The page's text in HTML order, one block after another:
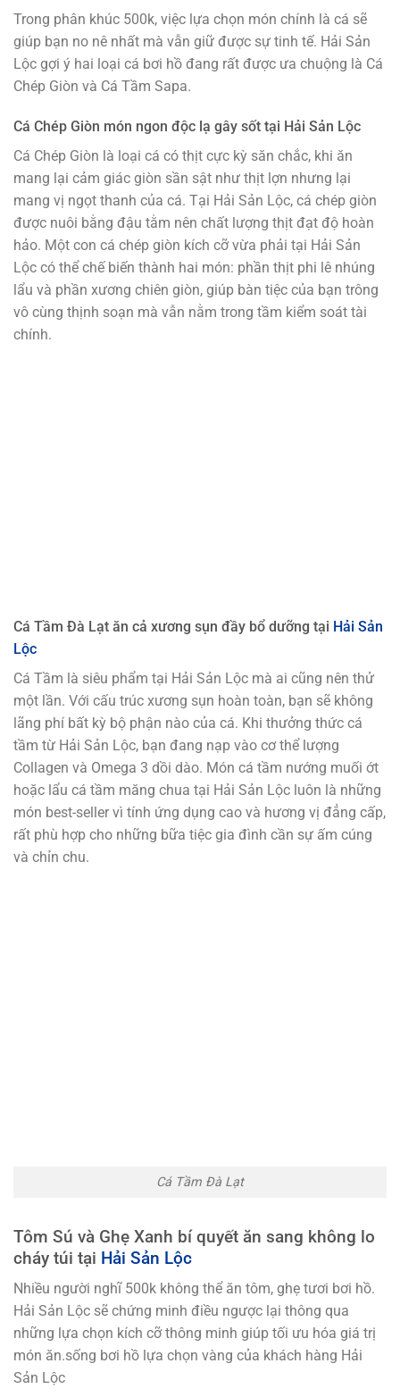
Trong phân khúc 500k, việc lựa chọn món chính là cá sẽ
giúp bạn no nê nhất mà vẫn giữ được sự tinh tế. Hải Sản
Lộc gợi ý hai loại cá bơi hồ đang rất được ưa chuộng là Cá
Chép Giòn và Cá Tầm Sapa.
Cá Chép Giòn món ngon độc lạ gây sốt tại Hải Sản Lộc
Cá Chép Giòn là loại cá có thịt cực kỳ săn chắc, khi ăn
mang lại cảm giác giòn sần sật như thịt lợn nhưng lại
mang vị ngọt thanh của cá. Tại Hải Sản Lộc, cá chép giòn
được nuôi bằng đậu tằm nên chất lượng thịt đạt độ hoàn
hảo. Một con cá chép giòn kích cỡ vừa phải tại Hải Sản
Lộc có thể chế biến thành hai món: phần thịt phi lê nhúng
lẩu và phần xương chiên giòn, giúp bàn tiệc của bạn trông
vô cùng thịnh soạn mà vẫn nằm trong tầm kiểm soát tài
chính.
Cá Tầm Đà Lạt ăn cả xương sụn đầy bổ dưỡng tại Hải Sản
Lộc
Cá Tầm là siêu phẩm tại Hải Sản Lộc mà ai cũng nên thử
một lần. Với cấu trúc xương sụn hoàn toàn, bạn sẽ không
lãng phí bất kỳ bộ phận nào của cá. Khi thưởng thức cá
tầm từ Hải Sản Lộc, bạn đang nạp vào cơ thể lượng
Collagen và Omega 3 dồi dào. Món cá tầm nướng muối ớt
hoặc lẩu cá tầm măng chua tại Hải Sản Lộc luôn là những
món best-seller vì tính ứng dụng cao và hương vị đẳng cấp,
rất phù hợp cho những bữa tiệc gia đình cần sự ấm cúng
và chỉn chu.
Cá Tầm Đà Lạt
Tôm Sú và Ghẹ Xanh bí quyết ăn sang không lo
cháy túi tại Hải Sản Lộc
Nhiều người nghĩ 500k không thể ăn tôm, ghẹ tươi bơi hồ.
Hải Sản Lộc sẽ chứng minh điều ngược lại thông qua
những lựa chọn kích cỡ thông minh giúp tối ưu hóa giá trị
món ăn.sống bơi hồ lựa chọn vàng của khách hàng Hải
Sản Lộc